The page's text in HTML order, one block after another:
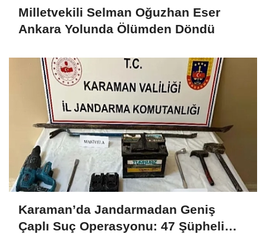
Milletvekili Selman Oğuzhan Eser
Ankara Yolunda Ölümden Döndü
Karaman’da Jandarmadan Geniş
Çaplı Suç Operasyonu: 47 Şüpheli